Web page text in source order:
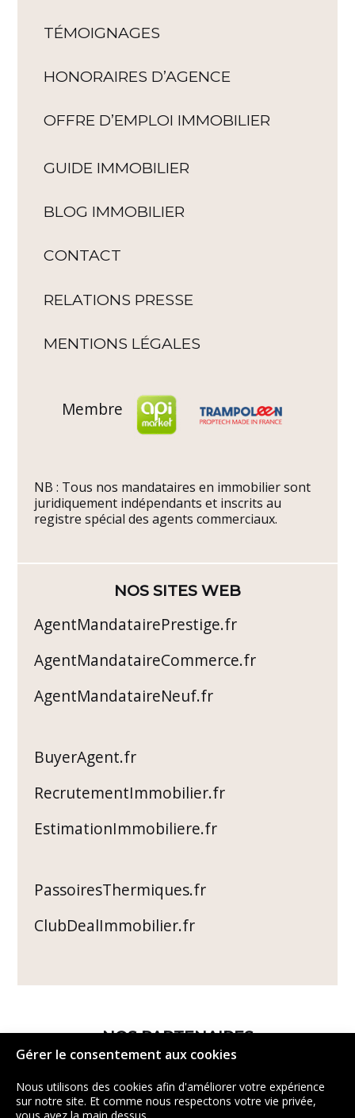
Gérer le consentement aux cookies
Nous utilisons des cookies afin d'améliorer votre expérience
sur notre site. Et comme nous respectons votre vie privée,
TÉMOIGNAGES
HONORAIRES D’AGENCE
OFFRE D’EMPLOI IMMOBILIER
GUIDE IMMOBILIER
BLOG IMMOBILIER
CONTACT
RELATIONS PRESSE
MENTIONS LÉGALES
Membre
NB : Tous nos mandataires en immobilier sont
juridiquement indépendants et inscrits au
registre spécial des agents commerciaux.
NOS SITES WEB
AgentMandatairePrestige.fr
AgentMandataireCommerce.fr
AgentMandataireNeuf.fr
BuyerAgent.fr
RecrutementImmobilier.fr
EstimationImmobiliere.fr
PassoiresThermiques.fr
ClubDealImmobilier.fr
NOS PARTENAIRES